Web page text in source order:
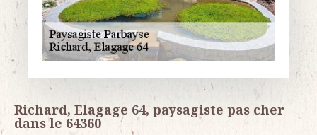
Richard, Elagage 64, paysagiste pas cher
dans le 64360